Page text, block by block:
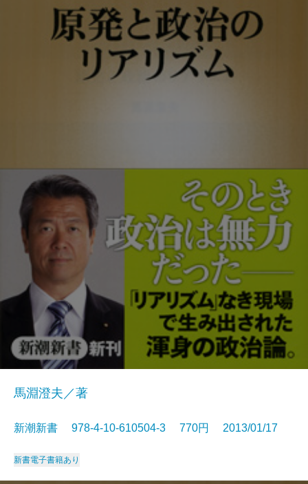
馬淵澄夫／著
新潮新書 978-4-10-610504-3 770円 2013/01/17
新書電子書籍あり